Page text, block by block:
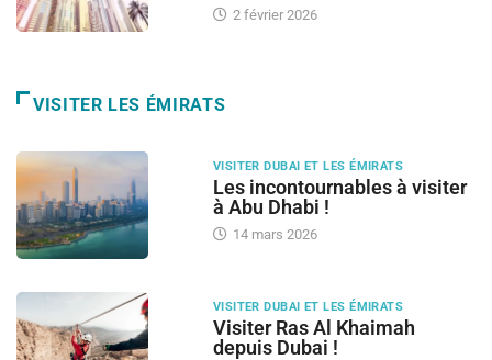
2 février 2026
VISITER LES ÉMIRATS
VISITER DUBAI ET LES ÉMIRATS
Les incontournables à visiter
à Abu Dhabi !
14 mars 2026
VISITER DUBAI ET LES ÉMIRATS
Visiter Ras Al Khaimah
depuis Dubai !